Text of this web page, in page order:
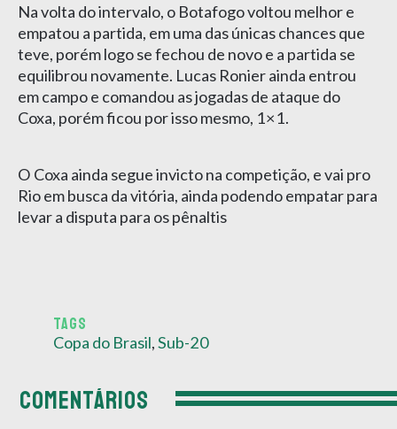
Na volta do intervalo, o Botafogo voltou melhor e
empatou a partida, em uma das únicas chances que
teve, porém logo se fechou de novo e a partida se
equilibrou novamente. Lucas Ronier ainda entrou
em campo e comandou as jogadas de ataque do
Coxa, porém ficou por isso mesmo, 1×1.
O Coxa ainda segue invicto na competição, e vai pro
Rio em busca da vitória, ainda podendo empatar para
levar a disputa para os pênaltis
TAGS
Copa do Brasil,Sub-20
COMENTÁRIOS